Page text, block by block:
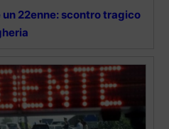
22enne: scontro tragico